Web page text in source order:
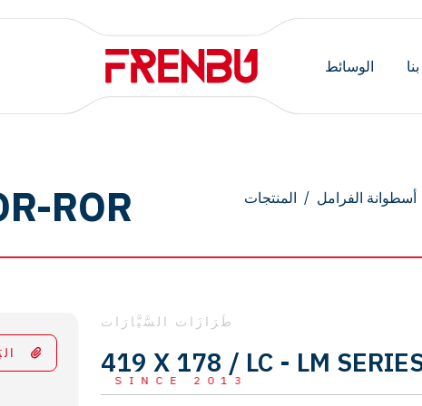
الوسائط
SINCE 2013
ROR المنتجات / أسطوانة الفرامل
طَرَازَات السَّيَّارَات
419 X 178 / LC - LM